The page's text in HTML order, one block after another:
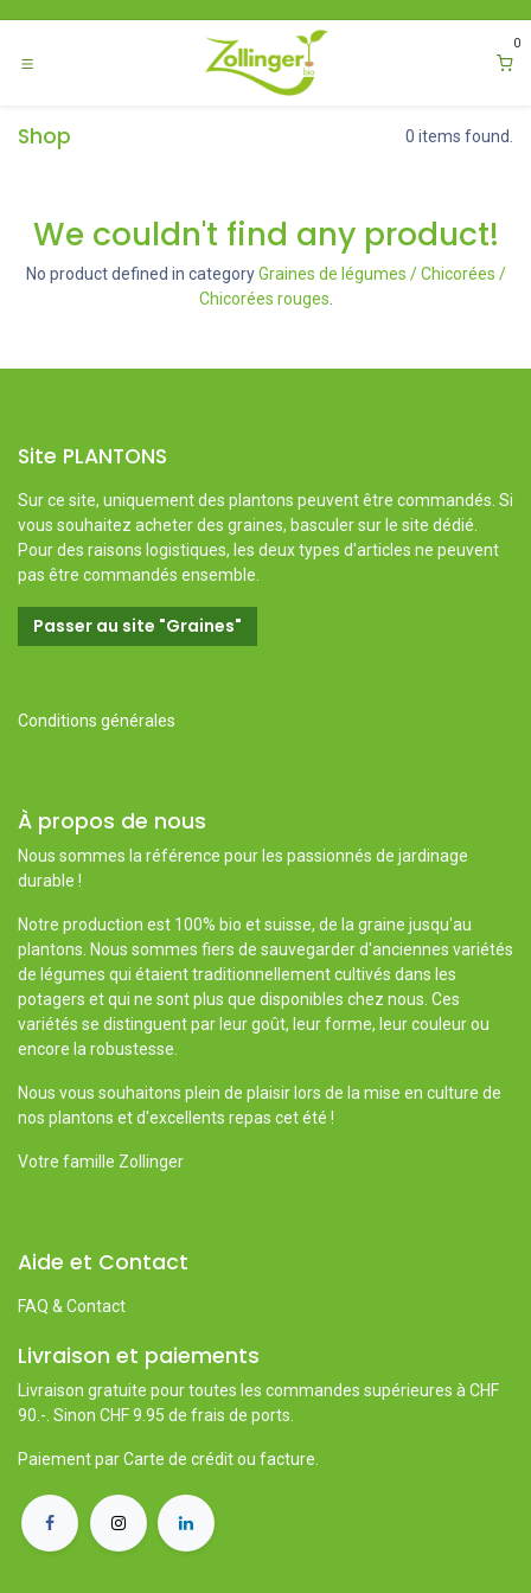
0
Shop 0 items found.
We couldn't find any product!
No product defined in categoryGraines de légumes / Chicorées /
Chicorées rouges
Site PLANTONS
Sur ce site, uniquement des plantons peuvent être commandés. Si
vous souhaitez acheter des graines, basculer sur le site dédié.
Pour des raisons logistiques, les deux types d'articles ne peuvent
pas être commandés ensemble.
Passer au site "Graines"
Conditions générales
À propos de nous
Nous sommes la référence pour les passionnés de jardinage
durable !
Notre production est 100% bio et suisse, de la graine jusqu'au
plantons. Nous sommes fiers de sauvegarder d'anciennes variétés
de légumes qui étaient traditionnellement cultivés dans les
potagers et qui ne sont plus que disponibles chez nous. Ces
variétés se distinguent par leur goût, leur forme, leur couleur ou
encore la robustesse.
Nous vous souhaitons plein de plaisir lors de la mise en culture de
nos plantons et d'excellents repas cet été !
Votre famille Zollinger
Aide et Contact
FAQ & Contact
Livraison et paiements
Livraison gratuite pour toutes les commandes supérieures à CHF
90.-. Sinon CHF 9.95 de frais de ports.
Paiement par Carte de crédit ou facture.